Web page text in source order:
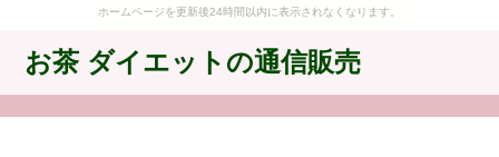
ホームページを更新後24時間以内に表示されなくなります。
お茶 ダイエットの通信販売